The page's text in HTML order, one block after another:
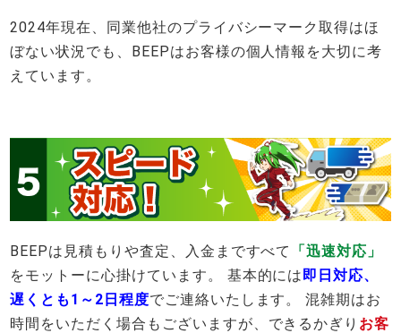
2024年現在、同業他社のプライバシーマーク取得はほ
ぼない状況でも、BEEPはお客様の個人情報を大切に考
えています。
BEEPは見積もりや査定、入金まですべて
「迅速対応」
をモットーに心掛けています。 基本的には 即日対応、
遅くとも1～2日程度でご連絡いたします。 混雑期はお
時間をいただく場合もございますが、できるかぎり お客